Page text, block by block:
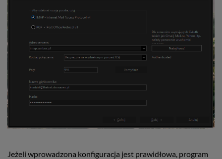
Jeżeli wprowadzona konfiguracja jest prawidłowa, program